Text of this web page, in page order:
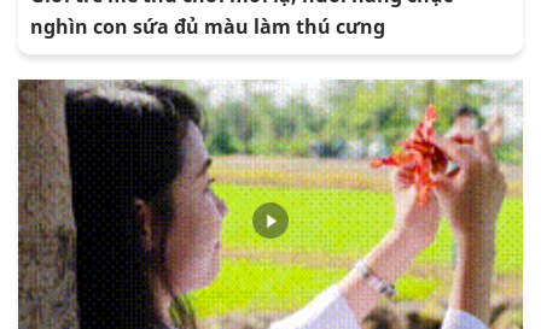
nghìn con sứa đủ màu làm thú cưng